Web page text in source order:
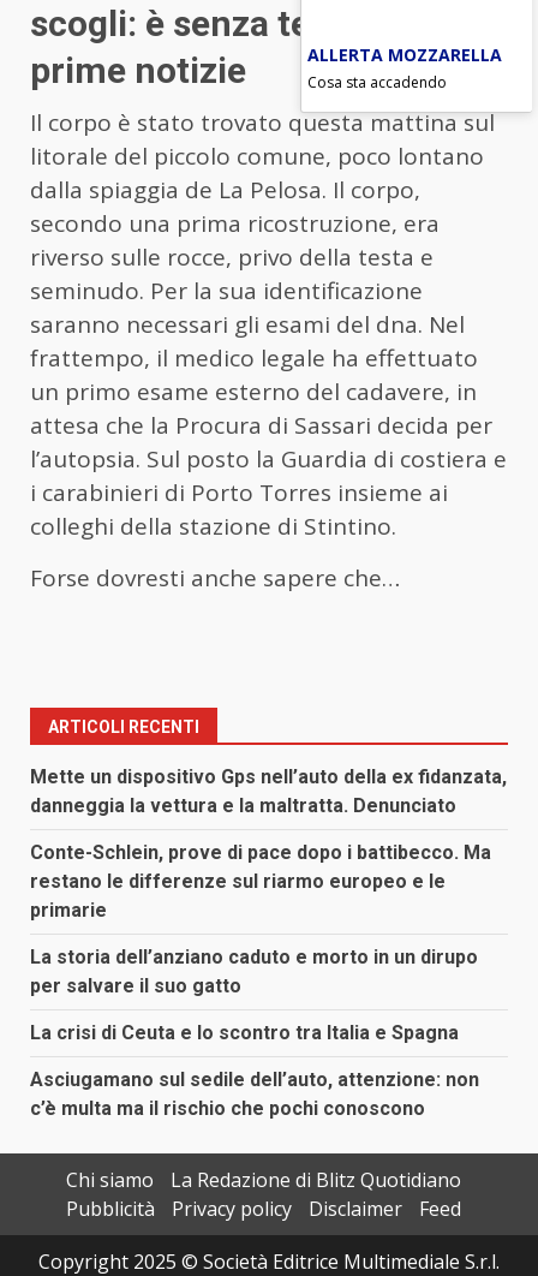
scogli: è senza testa. Le
prime notizie
Il corpo è stato trovato questa mattina sul
litorale del piccolo comune, poco lontano
dalla spiaggia de La Pelosa. Il corpo,
secondo una prima ricostruzione, era
riverso sulle rocce, privo della testa e
seminudo. Per la sua identificazione
saranno necessari gli esami del dna. Nel
frattempo, il medico legale ha effettuato
un primo esame esterno del cadavere, in
attesa che la Procura di Sassari decida per
l’autopsia. Sul posto la Guardia di costiera e
i carabinieri di Porto Torres insieme ai
colleghi della stazione di Stintino.
Forse dovresti anche sapere che…
ARTICOLI RECENTI
Mette un dispositivo Gps nell’auto della ex fidanzata,
danneggia la vettura e la maltratta. Denunciato
Conte-Schlein, prove di pace dopo i battibecco. Ma
restano le differenze sul riarmo europeo e le
primarie
La storia dell’anziano caduto e morto in un dirupo
per salvare il suo gatto
La crisi di Ceuta e lo scontro tra Italia e Spagna
Asciugamano sul sedile dell’auto, attenzione: non
c’è multa ma il rischio che pochi conoscono
Chi siamo
La Redazione di Blitz Quotidiano
Pubblicità
Privacy policy Disclaimer
Feed
Copyright 2025 © Società Editrice Multimediale S.r.l.
ALLERTA MOZZARELLA
Cosa sta accadendo